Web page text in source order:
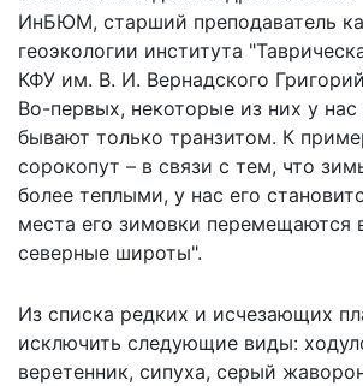
ИнБЮМ, старший преподаватель
геоэкологии института
КФУ им. В. И. Вернадского
Во-первых, некоторые из них у
бывают только транзитом. К
сорокопут – в связи с тем, что
более теплыми, у нас его
места его зимовки перемещаются
северные широты".
Из списка редких и исчезающих
исключить следующие виды:
веретенник, сипуха, серый